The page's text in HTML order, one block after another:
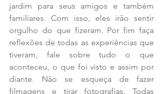
jardim para seus amigos e também
familiares. Com isso, eles irão sentir
orgulho do que fizeram. Por fim faça
reflexões de todas as experiências que
tiveram, fale sobre tudo o que
aconteceu, o que foi visto e assim por
diante. Não se esqueça de fazer
filmagens e tirar fotografias. Todas